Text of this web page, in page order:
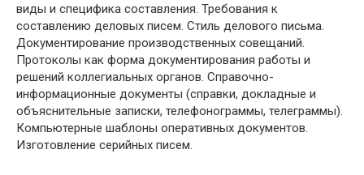
виды и специфика составления. Требования к
составлению деловых писем. Стиль делового письма.
Документирование производственных совещаний.
Протоколы как форма документирования работы и
решений коллегиальных органов. Справочно-
информационные документы (справки, докладные и
объяснительные записки, телефонограммы, телеграммы).
Компьютерные шаблоны оперативных документов.
Изготовление серийных писем.